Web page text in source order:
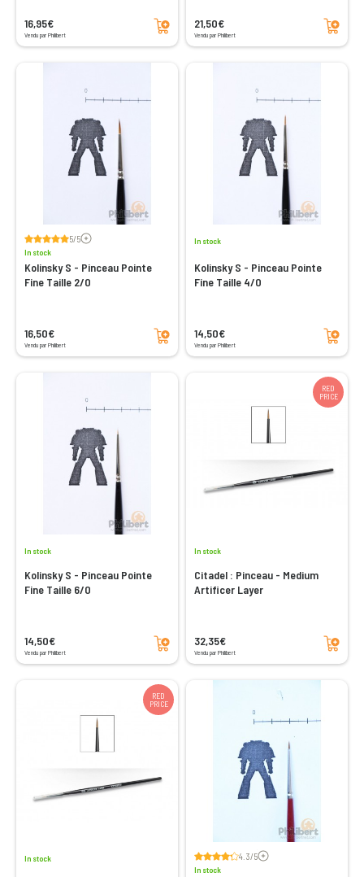
16,95€
Vendu par Philibert
Add to cart 21,50€
Vendu par Philibert
Add to cart
5/5Voir les avis
In stock
Kolinsky S - Pinceau Pointe
Fine Taille 2/0
16,50€
Vendu par Philibert
Add to cart
In stock
Kolinsky S - Pinceau Pointe
Fine Taille 4/0
14,50€
Vendu par Philibert
Add to cart
In stock
Kolinsky S - Pinceau Pointe
Fine Taille 6/0
14,50€
Vendu par Philibert
Add to cart
RED
PRICE
In stock
Citadel : Pinceau - Medium
Artificer Layer
32,35€
Vendu par Philibert
Add to cart
RED
PRICE
In stock 4.3/5Voir les avis
In stock